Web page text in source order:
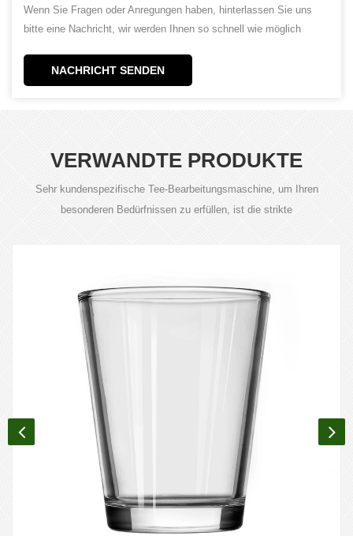
Wenn Sie Fragen oder Anregungen haben, hinterlassen Sie uns
bitte eine Nachricht, wir werden Ihnen so schnell wie möglich
NACHRICHT SENDEN
VERWANDTE PRODUKTE
Sehr kundenspezifische Tee-Bearbeitungsmaschine, um Ihren
besonderen Bedürfnissen zu erfüllen, ist die strikte